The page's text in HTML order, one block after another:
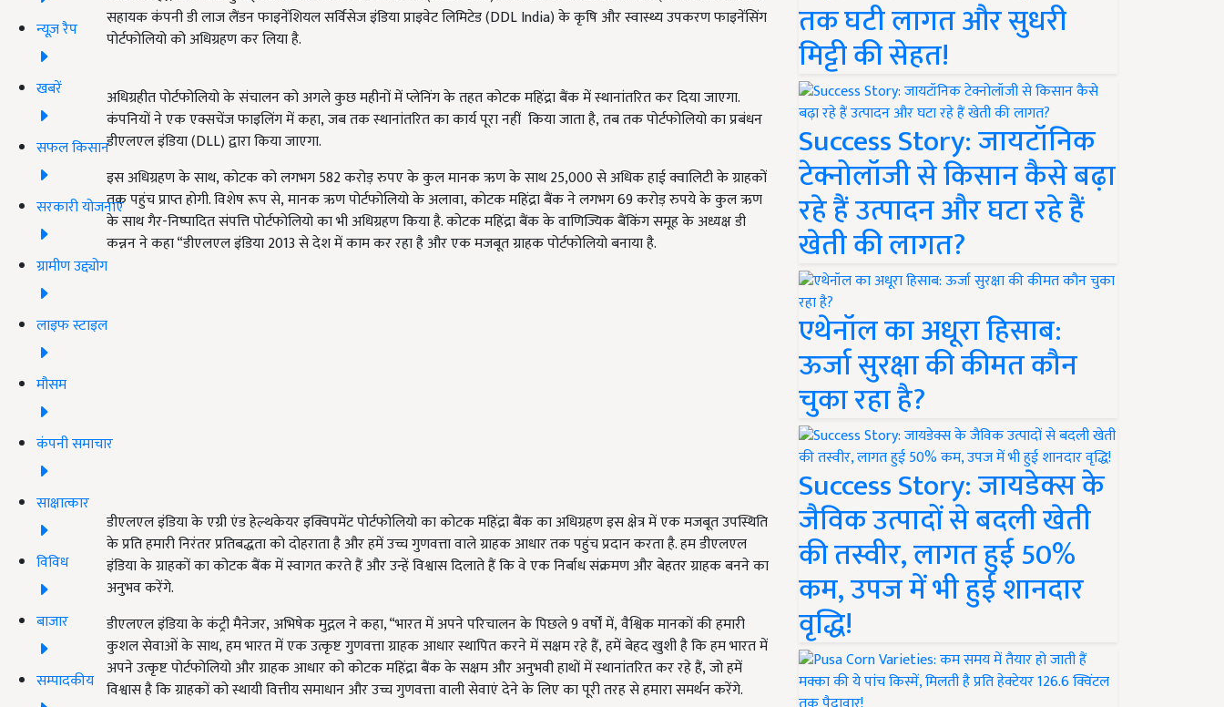
न्यूज़ रैप
खबरें
सफल किसान
सरकारी योजनाएं
ग्रामीण उद्द्योग
लाइफ स्टाइल
मौसम
कंपनी समाचार
साक्षात्कार
विविध
बाजार
सम्पादकीय
सहायक कंपनी डी लाज लैंडन फाइनेंशियल सर्विसेज इंडिया प्राइवेट लिमिटेड (DDL India)के कृषि और स्वास्थ्य उपकरण फाइनेंसिंग
पोर्टफोलियो को अधिग्रहण कर लिया है.
अधिग्रहीत पोर्टफोलियो के संचालन को अगले कुछ महीनों में प्लेनिंग के तहत कोटक महिंद्रा बैंक में स्थानांतरित कर दिया जाएगा.
कंपनियों ने एक एक्सचेंज फाइलिंग में कहा,जब तक स्थानांतरित का कार्य पूरा नहीं किया जाता है,तब तक पोर्टफोलियो का प्रबंधन
डीएलएल इंडिया (DLL)द्वारा किया जाएगा.
इस अधिग्रहण के साथ,कोटक को लगभग582करोड़ रुपए के कुल मानक ऋण के साथ25,000से अधिक हाई क्वालिटी के ग्राहकों
तक पहुंच प्राप्त होगी. विशेष रूप से,मानक ऋण पोर्टफोलियो के अलावा,कोटक महिंद्रा बैंक ने लगभग69करोड़ रुपये के कुल ऋण
के साथ गैर-निष्पादित संपत्ति पोर्टफोलियो का भी अधिग्रहण किया है. कोटक महिंद्रा बैंक के वाणिज्यिक बैंकिंग समूह के अध्यक्ष डी
कन्नन ने कहा “डीएलएल इंडिया 2013 से देश में काम कर रहा है और एक मजबूत ग्राहक पोर्टफोलियो बनाया है.
डीएलएल इंडिया के एग्री एंड हेल्थकेयर इक्विपमेंट पोर्टफोलियो का कोटक महिंद्रा बैंक का अधिग्रहण इस क्षेत्र में एक मजबूत उपस्थिति
के प्रति हमारी निरंतर प्रतिबद्धता को दोहराता है और हमें उच्च गुणवत्ता वाले ग्राहक आधार तक पहुंच प्रदान करता है. हम डीएलएल
इंडिया के ग्राहकों का कोटक बैंक में स्वागत करते हैं और उन्हें विश्वास दिलाते हैं कि वे एक निर्बाध संक्रमण और बेहतर ग्राहक बनने का
अनुभव करेंगे.
डीएलएल इंडिया के कंट्री मैनेजर, अभिषेक मुद्गल ने कहा, “भारत में अपने परिचालन के पिछले 9 वर्षों में, वैश्विक मानकों की हमारी
कुशल सेवाओं के साथ, हम भारत में एक उत्कृष्ट गुणवत्ता ग्राहक आधार स्थापित करने में सक्षम रहे हैं, हमें बेहद खुशी है कि हम भारत में
अपने उत्कृष्ट पोर्टफोलियो और ग्राहक आधार को कोटक महिंद्रा बैंक के सक्षम और अनुभवी हाथों में स्थानांतरित कर रहे हैं, जो हमें
विश्वास है कि ग्राहकों को स्थायी वित्तीय समाधान और उच्च गुणवत्ता वाली सेवाएं देने के लिए का पूरी तरह से हमारा समर्थन करेंगे.
तक घटी लागत और सुधरी
मिट्टी की सेहत!
Success Story: जायटॉनिक
टेक्नोलॉजी से किसान कैसे बढ़ा
रहे हैं उत्पादन और घटा रहे हैं
खेती की लागत?
एथेनॉल का अधूरा हिसाब:
ऊर्जा सुरक्षा की कीमत कौन
चुका रहा है?
Success Story: जायडेक्स के
जैविक उत्पादों से बदली खेती
की तस्वीर, लागत हुई 50%
कम, उपज में भी हुई शानदार
वृद्धि!